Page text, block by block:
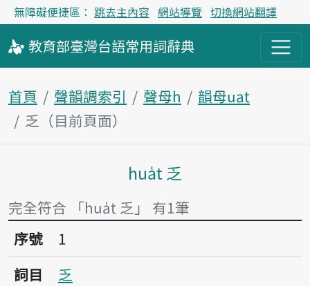
無障礙便捷區： 跳去主內容 網站導覽 切換網站翻譯
教育部臺灣台語常用詞辭典
首頁 聲韻調索引 聲母h
韻母uat
乏（目前頁面）
主內容區塊
hua̍t 乏
完全符合 「hua̍t 乏」 有1筆
序號1乏
序號
1
詞目
乏